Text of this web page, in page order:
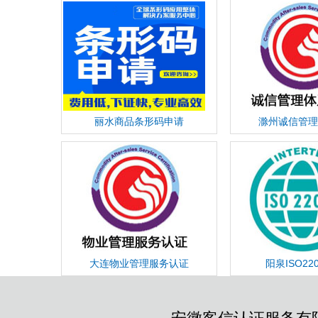
丽水商品条形码申请 滁州诚信管
大连物业管理服务认证 阳泉